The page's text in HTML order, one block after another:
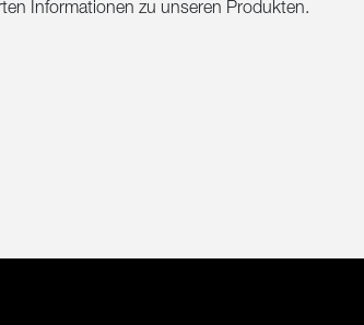
Informationen zu unseren Produkten.